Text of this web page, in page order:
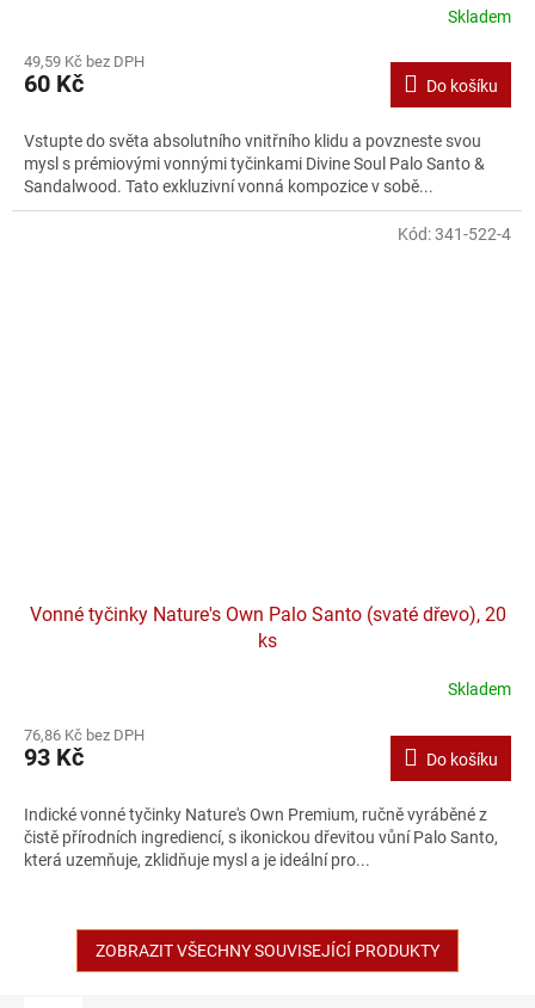
Skladem
49,59 Kč bez DPH
60 Kč Do košíku
Vstupte do světa absolutního vnitřního klidu a povzneste svou
mysl s prémiovými vonnými tyčinkami Divine Soul Palo Santo &
Sandalwood. Tato exkluzivní vonná kompozice v sobě...
Vonné tyčinky Nature's Own Palo Santo (svaté dřevo), 20
ks
Skladem
76,86 Kč bez DPH
93 Kč Do košíku
Indické vonné tyčinky Nature's Own Premium, ručně vyráběné z
čistě přírodních ingrediencí, s ikonickou dřevitou vůní Palo Santo,
která uzemňuje, zklidňuje mysl a je ideální pro...
Kód:341-522-4
ZOBRAZIT VŠECHNY SOUVISEJÍCÍ PRODUKTY